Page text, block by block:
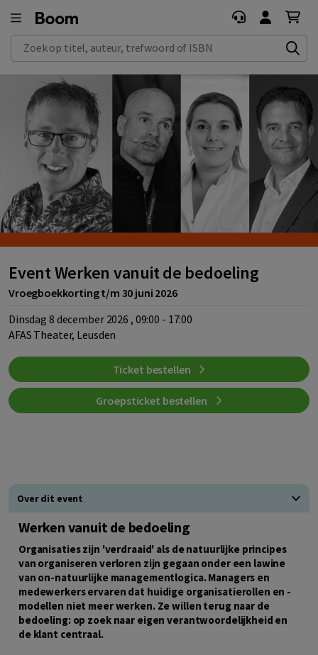
Zoek op titel, auteur, trefwoord of ISBN
Event Werken vanuit de bedoeling
Vroegboekkorting t/m 30 juni 2026
dinsdag 8 december 2026 , 09:00 - 17:00
AFAS Theater, Leusden
Ticket bestellen
Groepsticket bestellen
Over dit event
Werken vanuit de bedoeling
Organisaties zijn 'verdraaid' als de natuurlijke principes
van organiseren verloren zijn gegaan onder een lawine
van on-natuurlijke managementlogica.Managers en
medewerkers ervaren dat huidige organisatierollen en -
modellen niet meer werken. Ze willen terug naar de
bedoeling: op zoek naar eigen verantwoordelijkheid en
de klant centraal.